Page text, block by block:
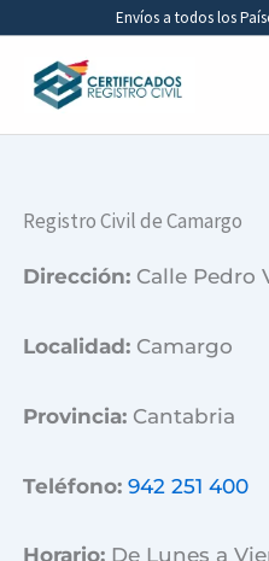
contenido
Envíos a todos los
Registro Civil de Camargo
Dirección: Calle Pedro
Localidad: Camargo
Provincia: Cantabria
Teléfono: 942 251 400
Horario: De Lunes a